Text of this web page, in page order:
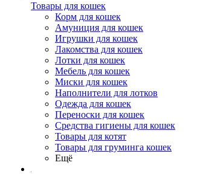
Товары для кошек
Корм для кошек
Амуниция для кошек
Игрушки для кошек
Лакомства для кошек
Лотки для кошек
Мебель для кошек
Миски для кошек
Наполнители для лотков
Одежда для кошек
Переноски для кошек
Средства гигиены для кошек
Товары для котят
Товары для груминга кошек
Ещё